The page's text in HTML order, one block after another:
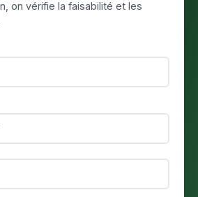
on vérifie la faisabilité et les